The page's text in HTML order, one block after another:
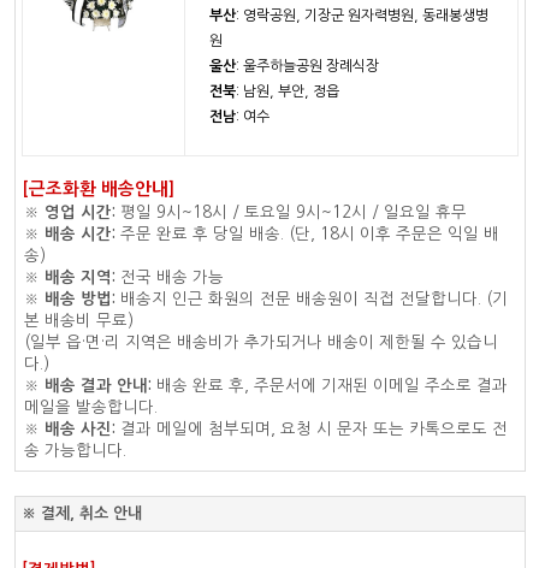
부산: 영락공원, 기장군 원자력병원, 동래봉생병
원
울산: 울주하늘공원 장례식장
전북: 남원, 부안, 정읍
전남: 여수
[근조화환 배송안내]
※ 영업 시간: 평일 9시~18시 / 토요일 9시~12시 / 일요일 휴무
※ 배송 시간: 주문 완료 후 당일 배송. (단, 18시 이후 주문은 익일 배
송)
※ 배송 지역: 전국 배송 가능
※ 배송 방법: 배송지 인근 화원의 전문 배송원이 직접 전달합니다. (기
본 배송비 무료)
(일부 읍·면·리 지역은 배송비가 추가되거나 배송이 제한될 수 있습니
다.)
※ 배송 결과 안내: 배송 완료 후, 주문서에 기재된 이메일 주소로 결과
메일을 발송합니다.
※ 배송 사진: 결과 메일에 첨부되며, 요청 시 문자 또는 카톡으로도 전
송 가능합니다.
※ 결제, 취소 안내